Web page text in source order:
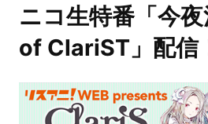
ニコ生特番「今
of ClariST」配信